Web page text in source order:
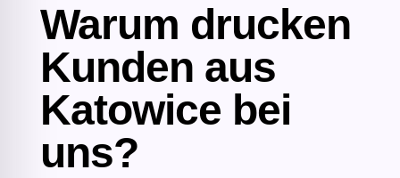
Warum drucken
Kunden aus
Katowice bei
uns?